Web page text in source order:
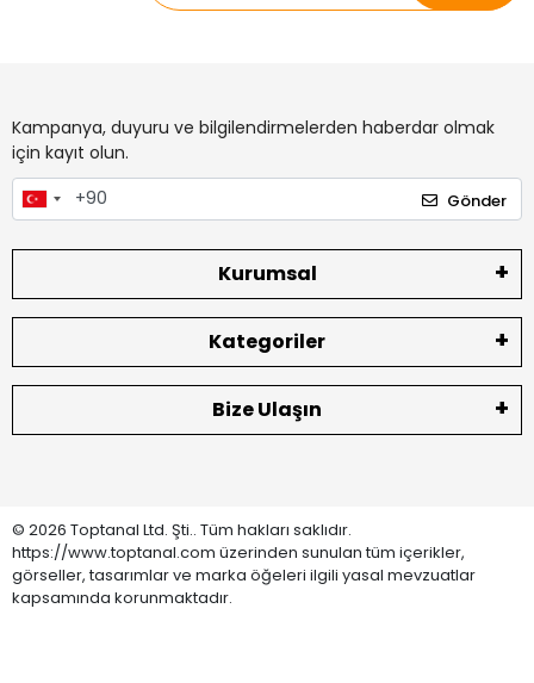
Kampanya, duyuru ve bilgilendirmelerden haberdar olmak
için kayıt olun.
Gönder
Kurumsal
Kategoriler
Bize Ulaşın
© 2026 Toptanal Ltd. Şti.. Tüm hakları saklıdır.
https://www.toptanal.com üzerinden sunulan tüm içerikler,
görseller, tasarımlar ve marka öğeleri ilgili yasal mevzuatlar
kapsamında korunmaktadır.